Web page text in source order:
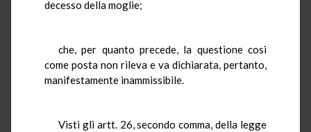
decesso della moglie;
che, per quanto precede, la questione cosi
come posta non rileva e va dichiarata, pertanto,
manifestamente inammissibile.
Visti gli artt. 26, secondo comma, della legge